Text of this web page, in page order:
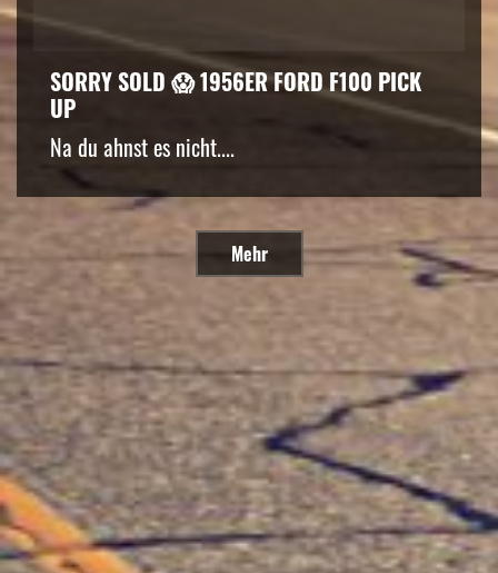
SORRY SOLD 😱 1956ER FORD F100 PICK
UP
Na du ahnst es nicht....
Mehr